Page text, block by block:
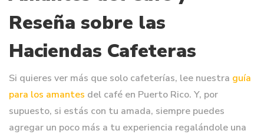
Reseña sobre las
Haciendas Cafeteras
Si quieres ver más que solo cafeterías, lee nuestra guía
para los amantes del café en Puerto Rico. Y, por
supuesto, si estás con tu amada, siempre puedes
agregar un poco más a tu experiencia regalándole una